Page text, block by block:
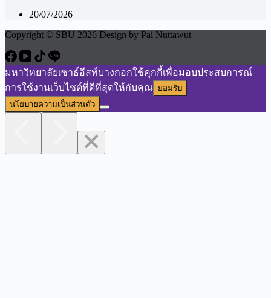
20/07/2026
Copyright © SBU 2026 Design by Pai Nuttawut
มหาวิทยาลัยเซาธ์อีสท์บางกอกใช้คุกกี้เพื่อมอบประสบการณ์
การใช้งานเว็บไซต์ที่ดีที่สุดให้กับคุณ ยอมรับ
นโยบายความเป็นส่วนตัว